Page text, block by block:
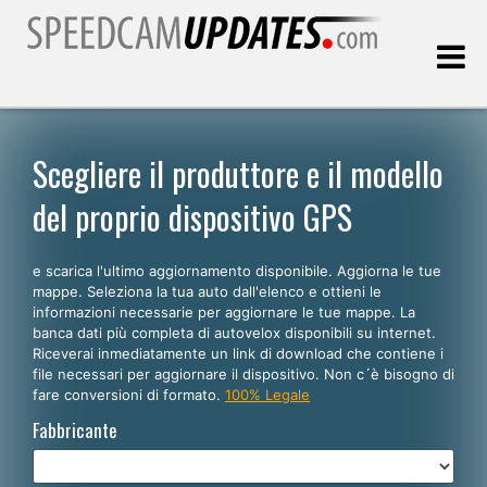
Clienti
SCEGLI LA LINGUA
Italiano
English
Español
Português
Scegliere il produttore e il modello
del proprio dispositivo GPS
e scarica l'ultimo aggiornamento disponibile. Aggiorna le tue
mappe. Seleziona la tua auto dall'elenco e ottieni le
informazioni necessarie per aggiornare le tue mappe. La
banca dati più completa di autovelox disponibili su internet.
Riceverai inmediatamente un link di download che contiene i
file necessari per aggiornare il dispositivo. Non c´è bisogno di
fare conversioni di formato. 100% Legale
Fabbricante